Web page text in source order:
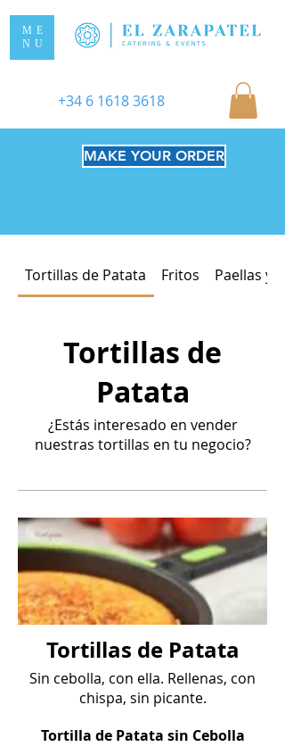
ME
NU
+34 6 1618 3618
MAKE YOUR ORDER
Tortillas de Patata Fritos Paellas y
Tortillas de
Patata
¿Estás interesado en vender
nuestras tortillas en tu negocio?
Tortillas de Patata
Sin cebolla, con ella. Rellenas, con
chispa, sin picante.
Tortilla de Patata sin Cebolla